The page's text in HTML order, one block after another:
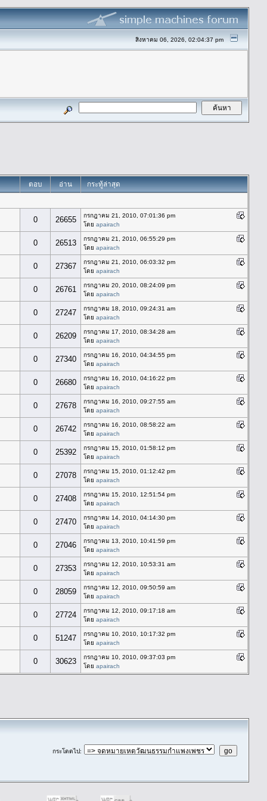
สิงหาคม 06, 2026, 02:04:37 pm
ตอบ อ่าน กระทู้ล่าสุด
0 26655
กรกฎาคม 21, 2010, 07:01:36 pm
โดย apairach
0 26513
กรกฎาคม 21, 2010, 06:55:29 pm
โดย apairach
0 27367
กรกฎาคม 21, 2010, 06:03:32 pm
โดย apairach
0 26761
กรกฎาคม 20, 2010, 08:24:09 pm
โดย apairach
0 27247
กรกฎาคม 18, 2010, 09:24:31 am
โดย apairach
0 26209
กรกฎาคม 17, 2010, 08:34:28 am
โดย apairach
0 27340
กรกฎาคม 16, 2010, 04:34:55 pm
โดย apairach
0 26680
กรกฎาคม 16, 2010, 04:16:22 pm
โดย apairach
0 27678
กรกฎาคม 16, 2010, 09:27:55 am
โดย apairach
0 26742
กรกฎาคม 16, 2010, 08:58:22 am
โดย apairach
0 25392
กรกฎาคม 15, 2010, 01:58:12 pm
โดย apairach
0 27078
กรกฎาคม 15, 2010, 01:12:42 pm
โดย apairach
0 27408
กรกฎาคม 15, 2010, 12:51:54 pm
โดย apairach
0 27470
กรกฎาคม 14, 2010, 04:14:30 pm
โดย apairach
0 27046
กรกฎาคม 13, 2010, 10:41:59 pm
โดย apairach
0 27353
กรกฎาคม 12, 2010, 10:53:31 am
โดย apairach
0 28059
กรกฎาคม 12, 2010, 09:50:59 am
โดย apairach
0 27724
กรกฎาคม 12, 2010, 09:17:18 am
โดย apairach
0 51247
กรกฎาคม 10, 2010, 10:17:32 pm
โดย apairach
0 30623
กรกฎาคม 10, 2010, 09:37:03 pm
โดย apairach
กระโดดไป :